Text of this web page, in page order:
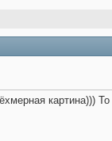
картина)))